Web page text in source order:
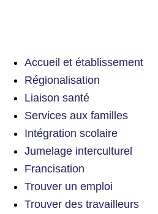
Accueil et établissement
Régionalisation
Liaison santé
Services aux familles
Intégration scolaire
Jumelage interculturel
Francisation
Trouver un emploi
Trouver des travailleurs